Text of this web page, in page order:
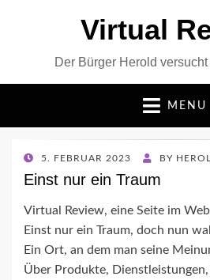
Virtual
Der Bürger Herold
MENU
POSTED
ON
5. FEBRUAR 2023 BY
Einst nur ein Traum
Virtual Review, eine Seite im
Einst nur ein Traum, doch nun
Ein Ort, an dem man seine
Über Produkte,